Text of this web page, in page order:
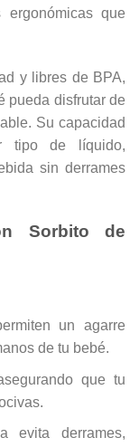
que
y libres de BPA,
pueda disfrutar de
Su capacidad
tipo de líquido,
sin derrames
Sorbito de
un agarre
de tu bebé.
que tu
evita derrames,